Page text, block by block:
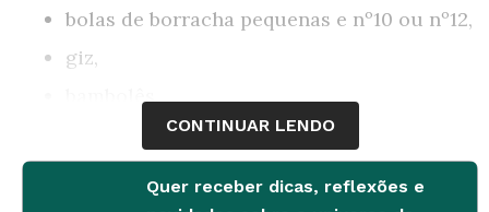
bolas de borracha pequenas e nº10 ou nº12,
giz,
bambolês,
CONTINUAR LENDO
Quer receber dicas, reflexões e